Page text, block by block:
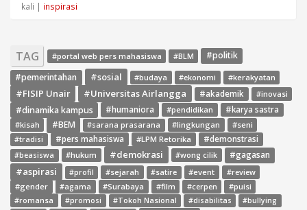
kali | inspirasi
TAG #portal web pers mahasiswa #BLM
#politik
#pemerintahan
#sosial #budaya #ekonomi #kerakyatan
#FISIP Unair #Universitas Airlangga #akademik #inovasi
#dinamika kampus #humaniora #pendidikan
#karya sastra
#kisah
#BEM #sarana prasarana #lingkungan #seni
#tradisi #pers mahasiswa #LPM Retorika #demonstrasi
#beasiswa #hukum #demokrasi #wong cilik #gagasan
#aspirasi #profil #sejarah #satire #event
#review
#gender
#agama #Surabaya #film #cerpen
#puisi
#romansa
#promosi #Tokoh Nasional #disabilitas
#bullying